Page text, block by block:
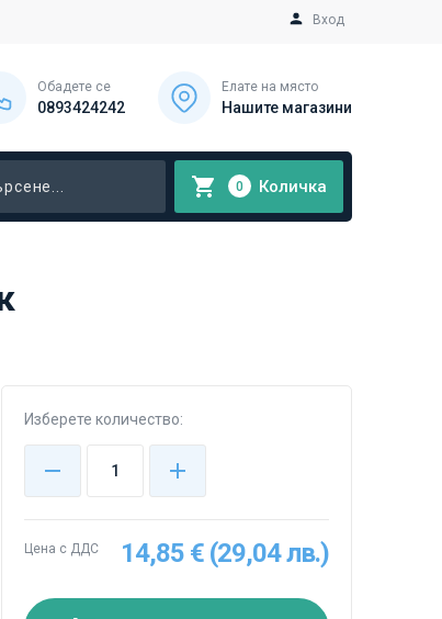
Вход
Обадете се
0893424242
Елате на място
Нашите магазини
0 Количка
Изберете количество:
Цена с ДДС 14,85 € (29,04 лв.)